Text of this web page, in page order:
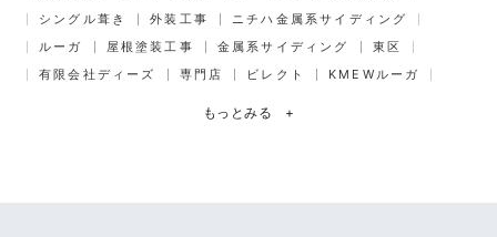
シングル葺き
外装工事
ニチハ金属系サイディング
ルーガ
屋根塗装工事 金属系サイディング
東区
有限会社ディーズ
専門店 ビレクト KMEWルーガ
もっとみる +